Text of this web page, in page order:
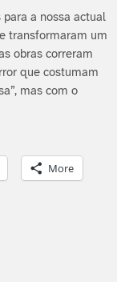
para a nossa actual
transformaram um
obras correram
que costumam
mas com o
More